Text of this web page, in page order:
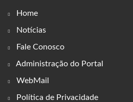
Home
Notícias
Fale Conosco
Administração do Portal
WebMail
Política de Privacidade